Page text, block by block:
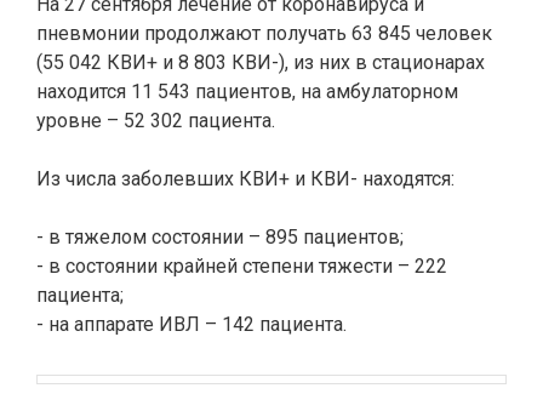
пневмонии продолжают получать 63 845 человек
(55 042 КВИ+ и 8 803 КВИ-), из них в стационарах
находится 11 543 пациентов, на амбулаторном
уровне – 52 302 пациента.
Из числа заболевших КВИ+ и КВИ- находятся:
- в тяжелом состоянии – 895 пациентов;
- в состоянии крайней степени тяжести – 222
пациента;
- на аппарате ИВЛ – 142 пациента.